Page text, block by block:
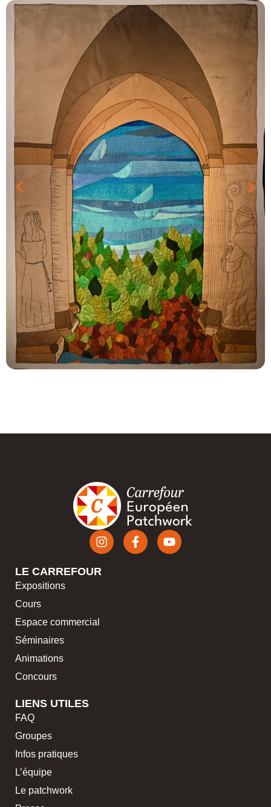
LE CARREFOUR
Expositions
Cours
Espace commercial
Séminaires
Animations
Concours
LIENS UTILES
FAQ
Groupes
Infos pratiques
L’équipe
Le patchwork